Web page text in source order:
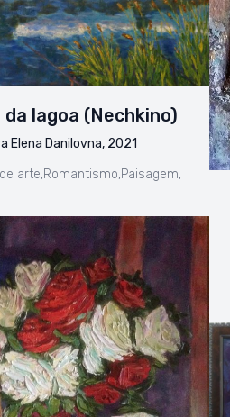
lagoa (Nechkino)
Elena Danilovna, 2021
arte,Romantismo,Paisagem,